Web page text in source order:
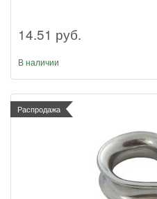
14.51 руб.
В наличии
Распродажа